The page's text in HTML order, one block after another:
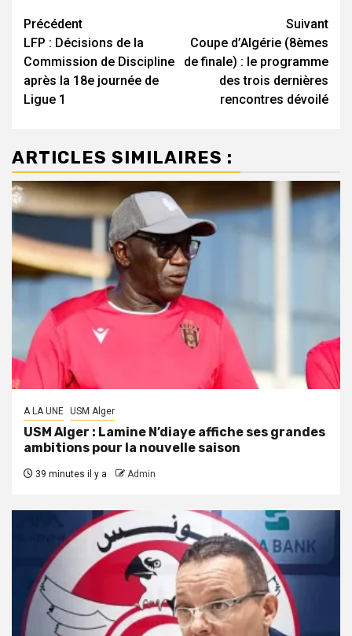
Navigation
d’article
Précédent
LFP : Décisions de la
Commission de Discipline
après la 18e journée de
Ligue 1
Suivant
Coupe d’Algérie (8èmes
de finale) : le programme
des trois dernières
rencontres dévoilé
ARTICLES SIMILAIRES :
A LA UNE USM Alger
USM Alger : Lamine N’diaye affiche ses grandes
ambitions pour la nouvelle saison
39 minutes il y a Admin